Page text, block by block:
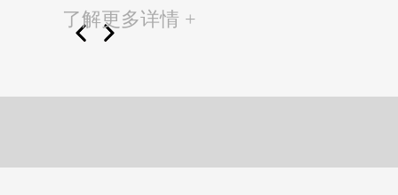
了解更多详情 +